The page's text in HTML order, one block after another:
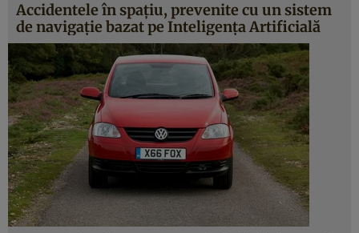
Accidentele în spațiu, prevenite cu un sistem
de navigație bazat pe Inteligența Artificială